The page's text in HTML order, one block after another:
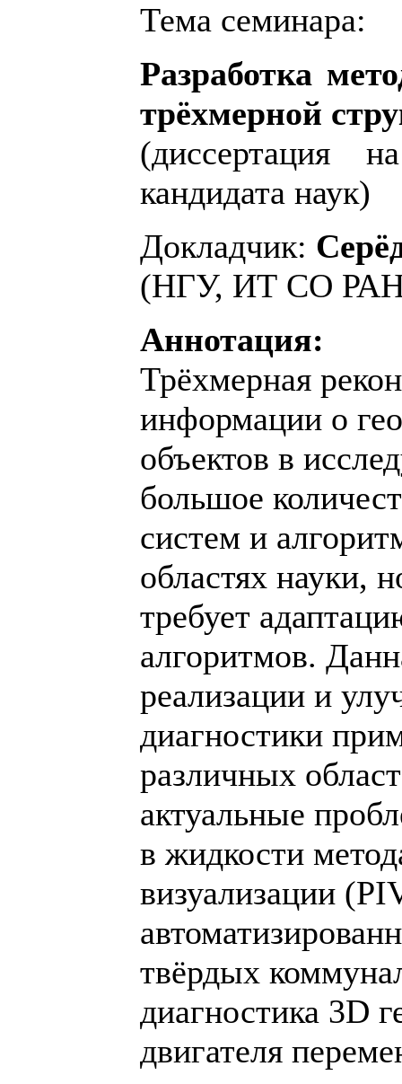
Тема семинара:
Разработка
трёхмерной
(диссертация
кандидата наук)
Докладчик:
(НГУ, ИТ СО РАН,
Аннотация:
Трёхмерная
информации о
объектов в
большое
систем и
областях науки,
требует
алгоритмов.
реализации и
диагностики
различных
актуальные
в жидкости
визуализации
твёрдых
диагностика 3D
двигателя